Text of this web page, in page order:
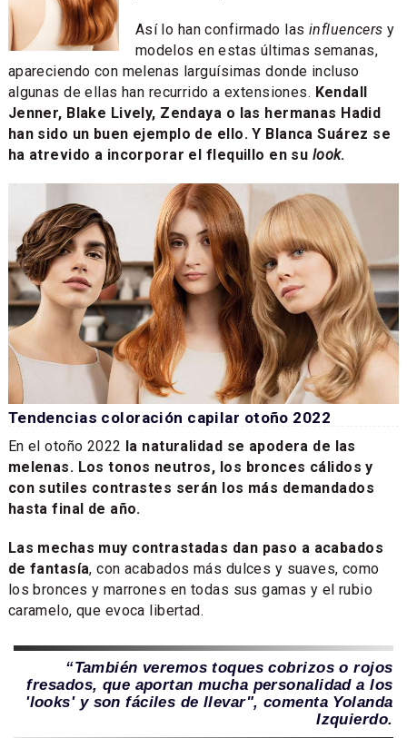
Así lo han confirmado las influencers y
modelos en estas últimas semanas,
apareciendo con melenas larguísimas donde incluso
algunas de ellas han recurrido a extensiones. Kendall
Jenner, Blake Lively, Zendaya o las hermanas Hadid
han sido un buen ejemplo de ello. Y Blanca Suárez se
ha atrevido a incorporar el flequillo en su look.
Tendencias coloración capilar otoño 2022
En el otoño 2022 la naturalidad se apodera de las
melenas. Los tonos neutros, los bronces cálidos y
con sutiles contrastes serán los más demandados
hasta final de año.
Las mechas muy contrastadas dan paso a acabados
de fantasía, con acabados más dulces y suaves, como
los bronces y marrones en todas sus gamas y el rubio
caramelo, que evoca libertad.
“También veremos toques cobrizos o rojos
fresados, que aportan mucha personalidad a los
'looks' y son fáciles de llevar", comenta Yolanda
Izquierdo.